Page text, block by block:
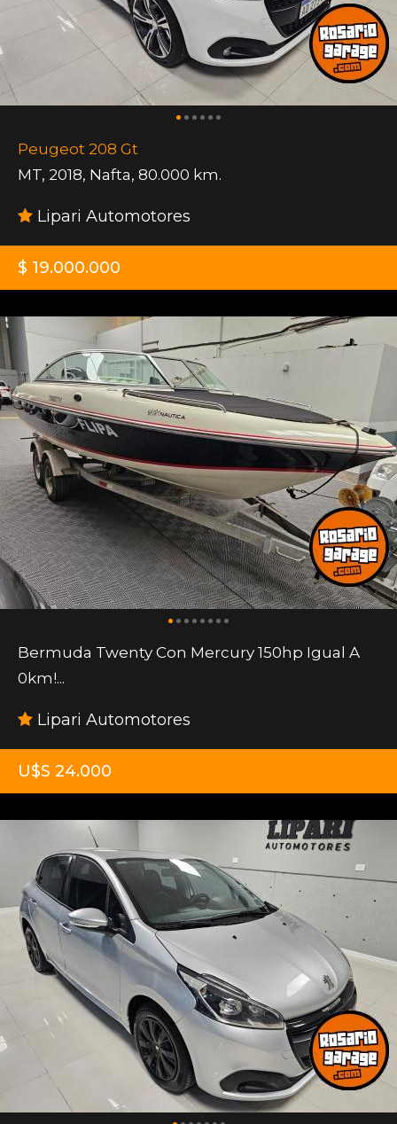
Peugeot 208 Gt
MT, 2018, Nafta, 80.000 km.
Lipari Automotores
$ 19.000.000
Bermuda Twenty Con Mercury 150hp Igual A
0km!...
Lipari Automotores
U$S 24.000